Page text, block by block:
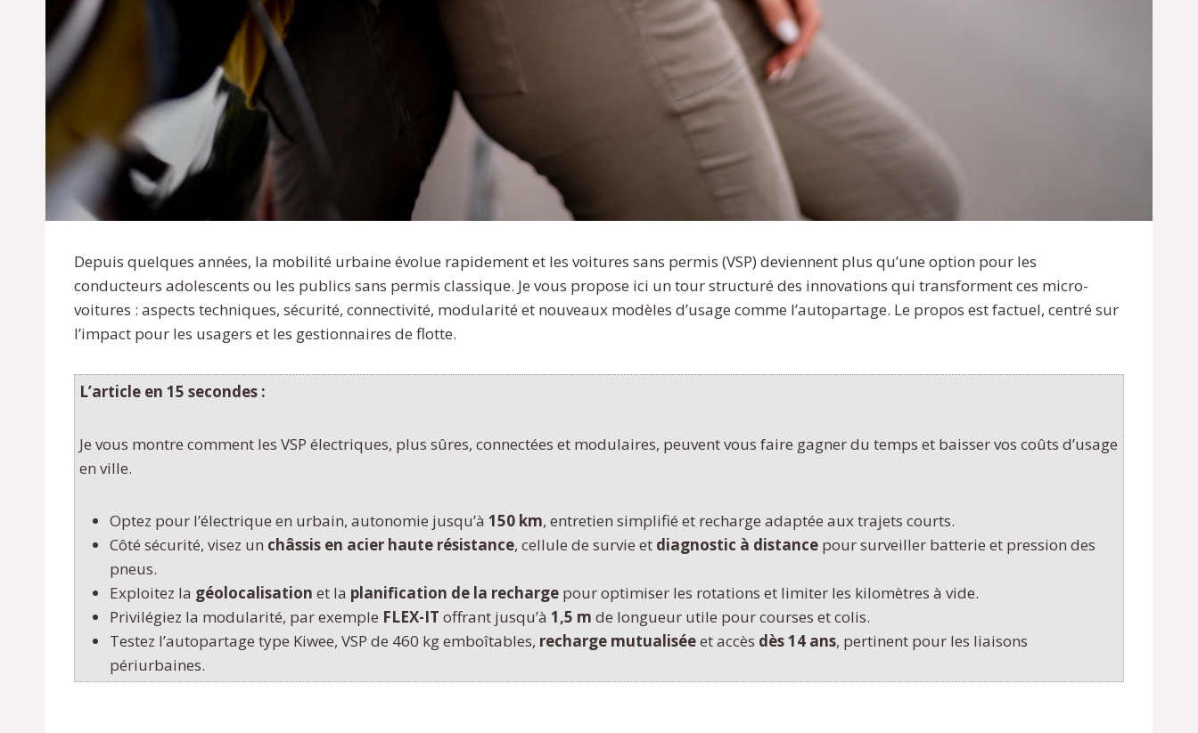
Depuis quelques années, la mobilité urbaine évolue rapidement et les voitures sans permis (VSP) deviennent plus qu’une option pour les
conducteurs adolescents ou les publics sans permis classique. Je vous propose ici un tour structuré des innovations qui transforment ces micro-
voitures : aspects techniques, sécurité, connectivité, modularité et nouveaux modèles d’usage comme l’autopartage. Le propos est factuel, centré sur
l’impact pour les usagers et les gestionnaires de flotte.
L’article en 15 secondes :
Je vous montre comment les VSP électriques, plus sûres, connectées et modulaires, peuvent vous faire gagner du temps et baisser vos coûts d’usage
en ville.
Optez pour l’électrique en urbain, autonomie jusqu’à 150 km, entretien simplifié et recharge adaptée aux trajets courts.
Côté sécurité, visez un châssis en acier haute résistance, cellule de survie et diagnostic à distance pour surveiller batterie et pression des
pneus.
Exploitez la géolocalisation et la planification de la recharge pour optimiser les rotations et limiter les kilomètres à vide.
Privilégiez la modularité, par exemple FLEX-IT offrant jusqu’à 1,5 m de longueur utile pour courses et colis.
Testez l’autopartage type Kiwee, VSP de 460 kg emboîtables, recharge mutualiséeet accès dès 14 ans, pertinent pour les liaisons
périurbaines.